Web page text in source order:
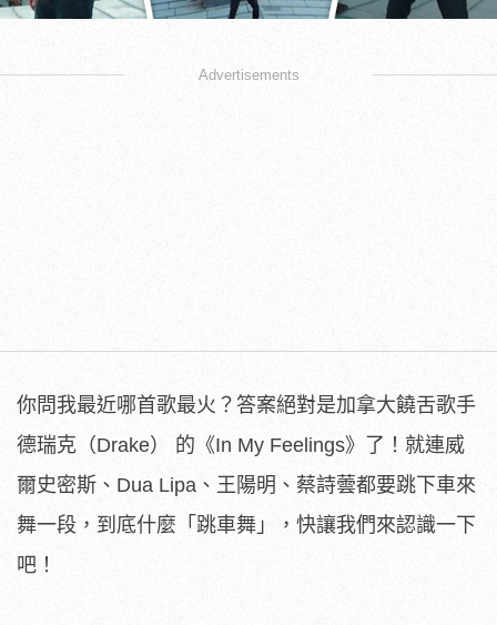
Advertisements
你問我最近哪首歌最火？答案絕對是加拿大饒舌歌手
德瑞克（Drake） 的《In My Feelings》了！就連威
爾史密斯、Dua Lipa、王陽明、蔡詩蕓都要跳下車來
舞一段，到底什麼「跳車舞」，快讓我們來認識一下
吧！